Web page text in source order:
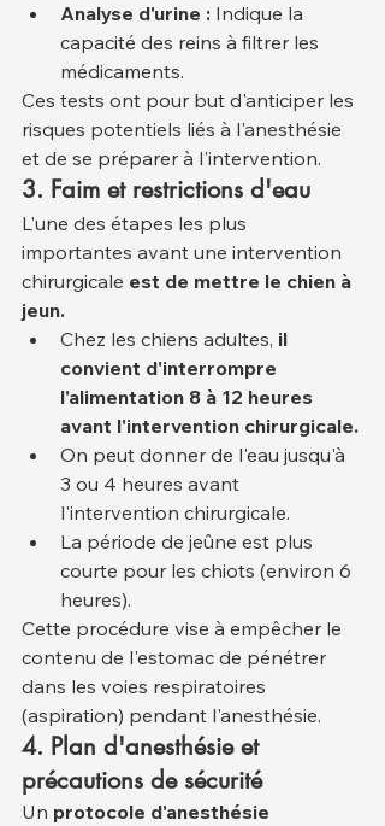
Analyse d'urine : Indique la
capacité des reins à filtrer les
médicaments.
Ces tests ont pour but d'anticiper les
risques potentiels liés à l'anesthésie
et de se préparer à l'intervention.
3. Faim et restrictions d'eau
L'une des étapes les plus
importantes avant une intervention
chirurgicale est de mettre le chien à
jeun.
Chez les chiens adultes, il
convient d'interrompre
l'alimentation 8 à 12 heures
avant l'intervention chirurgicale.
On peut donner de l'eau jusqu'à
3 ou 4 heures avant
l'intervention chirurgicale.
La période de jeûne est plus
courte pour les chiots (environ 6
heures).
Cette procédure vise à empêcher le
contenu de l'estomac de pénétrer
dans les voies respiratoires
(aspiration) pendant l'anesthésie.
4. Plan d'anesthésie et
précautions de sécurité
Un protocole d'anesthésie